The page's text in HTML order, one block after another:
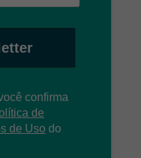
confirma
de
de Uso do